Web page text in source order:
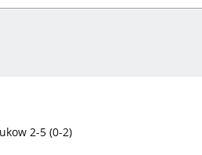
2-5 (0-2)